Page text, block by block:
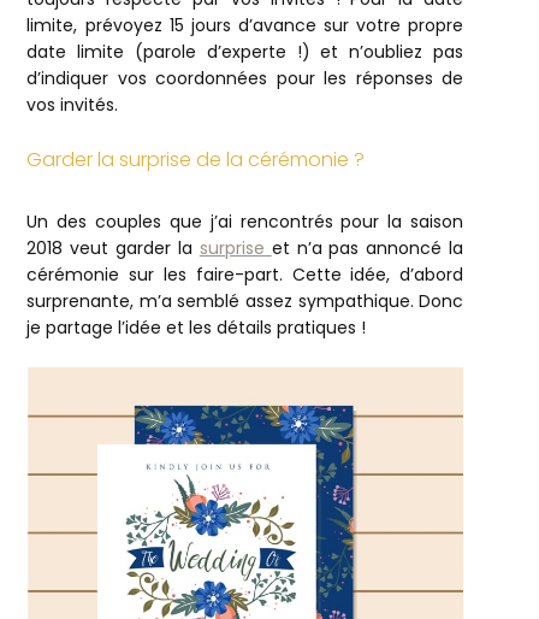
limite, prévoyez 15 jours d’avance sur votre propre
date limite (parole d’experte !) et n’oubliez pas
d’indiquer vos coordonnées pour les réponses de
vos invités.
Garder la surprise de la cérémonie ?
Un des couples que j’ai rencontrés pour la saison
2018 veut garder la surprise et n’a pas annoncé la
cérémonie sur les faire-part. Cette idée, d’abord
surprenante, m’a semblé assez sympathique. Donc
je partage l’idée et les détails pratiques !